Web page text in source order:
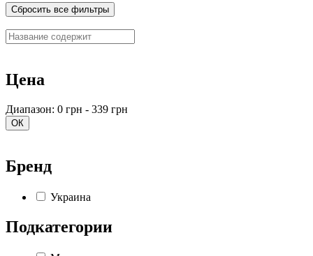
Сбросить все фильтры
Цена
Диапазон: 0 грн - 339 грн
ОК
Бренд
Украина
Подкатегории